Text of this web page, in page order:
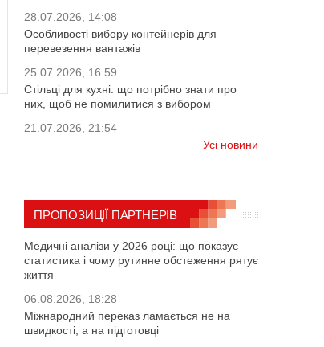
28.07.2026, 14:08
Особливості вибору контейнерів для
перевезення вантажів
25.07.2026, 16:59
Стільці для кухні: що потрібно знати про
них, щоб не помилитися з вибором
21.07.2026, 21:54
Усі новини
ПРОПОЗИЦІЇ ПАРТНЕРІВ
Медичні аналізи у 2026 році: що показує
статистика і чому рутинне обстеження рятує
життя
06.08.2026, 18:28
Міжнародний переказ ламається не на
швидкості, а на підготовці